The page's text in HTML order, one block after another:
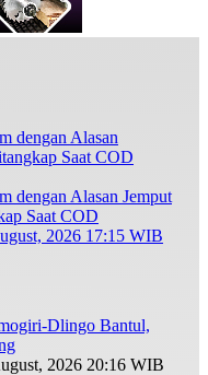
dengan Alasan Jemput
Saat COD
2026 17:15 WIB
Dlingo Bantul,
2026 20:16 WIB